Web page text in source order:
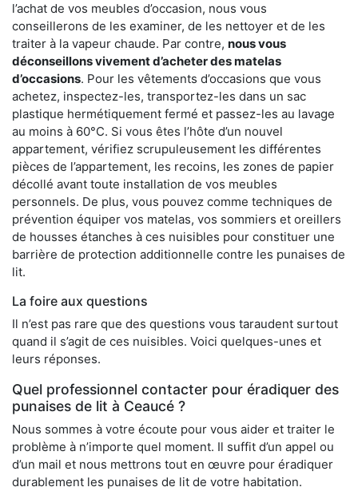
l’achat de vos meubles d’occasion, nous vous
conseillerons de les examiner, de les nettoyer et de les
traiter à la vapeur chaude. Par contre, nous vous
déconseillons vivement d’acheter des matelas
d’occasions. Pour les vêtements d’occasions que vous
achetez, inspectez-les, transportez-les dans un sac
plastique hermétiquement fermé et passez-les au lavage
au moins à 60°C. Si vous êtes l’hôte d’un nouvel
appartement, vérifiez scrupuleusement les différentes
pièces de l’appartement, les recoins, les zones de papier
décollé avant toute installation de vos meubles
personnels. De plus, vous pouvez comme techniques de
prévention équiper vos matelas, vos sommiers et oreillers
de housses étanches à ces nuisibles pour constituer une
barrière de protection additionnelle contre les punaises de
lit.
La foire aux questions
Il n’est pas rare que des questions vous taraudent surtout
quand il s’agit de ces nuisibles. Voici quelques-unes et
leurs réponses.
Quel professionnel contacter pour éradiquer des
punaises de lit à Ceaucé ?
Nous sommes à votre écoute pour vous aider et traiter le
problème à n’importe quel moment. Il suffit d’un appel ou
d’un mail et nous mettrons tout en œuvre pour éradiquer
durablement les punaises de lit de votre habitation.